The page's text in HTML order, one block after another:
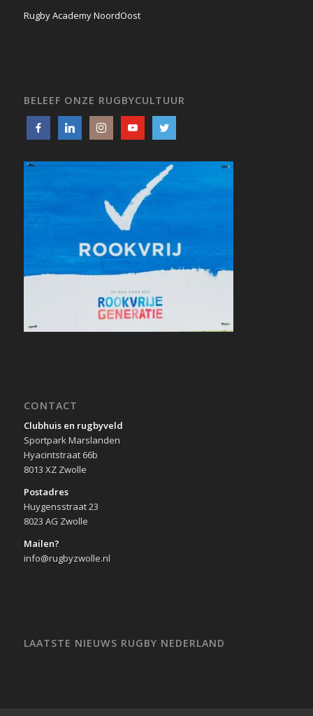
Rugby Academy NoordOost
BELEEF ONZE RUGBYCULTUUR
CONTACT
Clubhuis en rugbyveld
Sportpark Marslanden
Hyacintstraat 66b
8013 XZ Zwolle
Postadres
Huygensstraat 23
8023 AG Zwolle
Mailen?
info@rugbyzwolle.nl
LAATSTE NIEUWS RUGBY NEDERLAND